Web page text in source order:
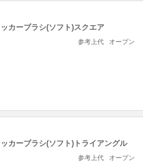
カーブラシ(ソフト)スクエア
参考上代 オープン
カーブラシ(ソフト)トライアングル
参考上代 オープン